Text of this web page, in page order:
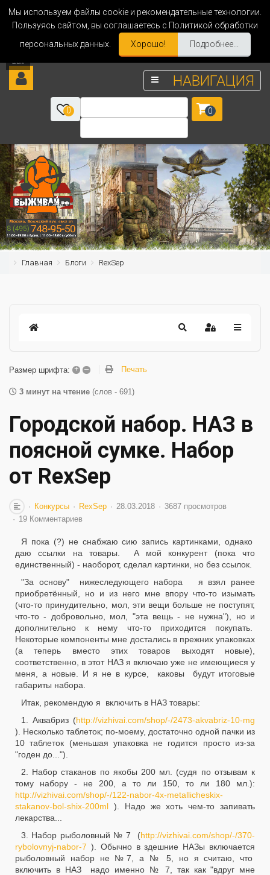
Мы используем файлы cookie и рекомендательные технологии.
Пользуясь сайтом, вы соглашаетесь с Политикой обработки
персональных данных.
Хорошо! Подробнее...
НАВИГАЦИЯ
0 0
Главная Блоги RexSep
Размер шрифта: + – Печать
3 минут на чтение (слов - 691)
Городской набор. НАЗ в
поясной сумке. Набор
от RexSep
Конкурсы RexSep 28.03.2018
3687 просмотров
19 Комментариев
Я пока (?) не снабжаю сию запись картинками, однако
даю ссылки на товары. А мой конкурент (пока что
единственный) - наоборот, сделал картинки, но без ссылок.
"За основу" нижеследующего набора я взял ранее
приобретённый, но и из него мне впору что-то изымать
(что-то принудительно, мол, эти вещи больше не поступят,
что-то - добровольно, мол, "эта вещь - не нужна"), но и
дополнительно к нему что-то приходится покупать.
Некоторые компоненты мне достались в прежних упаковках
(а теперь вместо этих товаров выходят новые),
соответственно, в этот НАЗ я включаю уже не имеющиеся у
меня, а новые. И я не в курсе, каковы будут итоговые
габариты набора.
Итак, рекомендую я включить в НАЗ товары:
1. Аквабриз (http://vizhivai.com/shop/-/2473-akvabriz-10-mg
). Несколько таблеток; по-моему, достаточно одной пачки из
10 таблеток (меньшая упаковка не годится просто из-за
"годен до...").
2. Набор стаканов по якобы 200 мл. (судя по отзывам к
тому набору - не 200, а то ли 150, то ли 180 мл.):
http://vizhivai.com/shop/-/122-nabor-4x-metallicheskix-
stakanov-bol-shix-200ml ). Надо же хоть чем-то запивать
лекарства...
3. Набор рыболовный № 7 (http://vizhivai.com/shop/-/370-
rybolovnyj-nabor-7 ). Обычно в здешние НАЗы включается
рыболовный набор не №7, а № 5, но я считаю, что
включить в НАЗ надо именно № 7, так как "вдруг мне